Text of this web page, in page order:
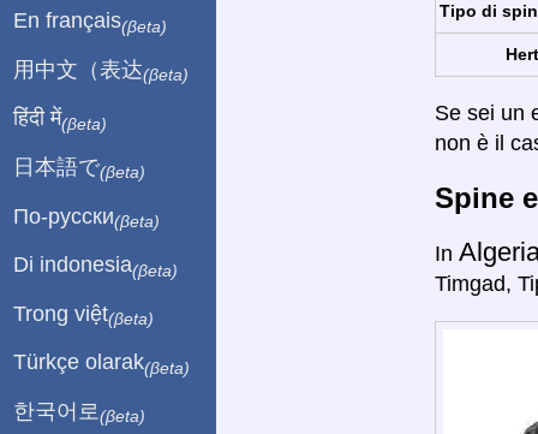
Tipo di
Se sei un
non è il
Spine
In
Timgad,
En français(βeta)
用中文（表达(βeta)
हिंदी में(βeta)
日本語で(βeta)
По-русски(βeta)
Di indonesia(βeta)
Trong việt(βeta)
Türkçe olarak(βeta)
한국어로 (βeta)